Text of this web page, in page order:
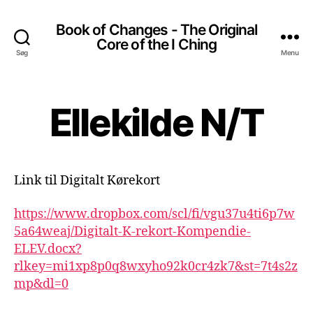
Søg
Book of Changes - The Original
Core of the I Ching
Menu
Ellekilde N/T
Link til Digitalt Kørekort
https://www.dropbox.com/scl/fi/vgu37u4ti6p7w
5a64weaj/Digitalt-K-rekort-Kompendie-
ELEV.docx?
rlkey=mi1xp8p0q8wxyho92k0cr4zk7&st=7t4s2z
mp&dl=0